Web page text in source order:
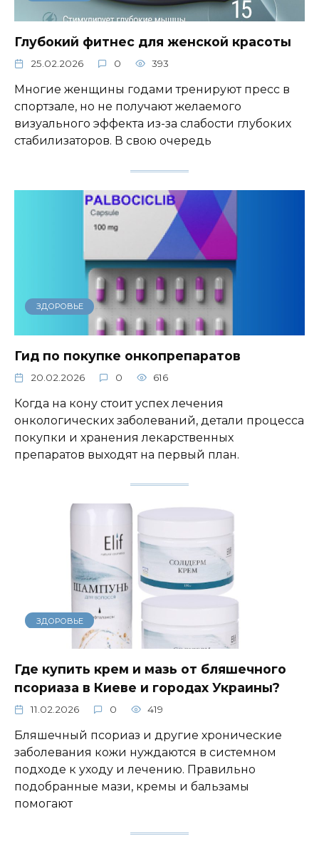
Глубокий фитнес для женской красоты
25.02.2026 0 393
Многие женщины годами тренируют пресс в
спортзале, но не получают желаемого
визуального эффекта из-за слабости глубоких
стабилизаторов. В свою очередь
ЗДОРОВЬЕ
Гид по покупке онкопрепаратов
20.02.2026 0 616
Когда на кону стоит успех лечения
онкологических заболеваний, детали процесса
покупки и хранения лекарственных
препаратов выходят на первый план.
ЗДОРОВЬЕ
Где купить крем и мазь от бляшечного
псориаза в Киеве и городах Украины?
11.02.2026 0 419
Бляшечный псориаз и другие хронические
заболевания кожи нуждаются в системном
подходе к уходу и лечению. Правильно
подобранные мази, кремы и бальзамы
помогают